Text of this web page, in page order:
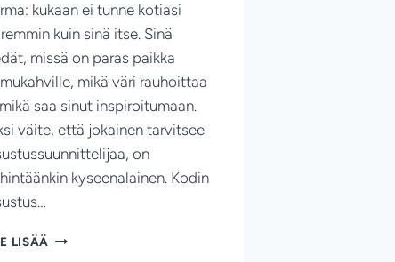
kukaan ei tunne kotiasi
kuin sinä itse. Sinä
missä on paras paikka
mikä väri rauhoittaa
saa sinut inspiroitumaan.
väite, että jokainen tarvitsee
on
kyseenalainen. Kodin
LISÄÄ SISUSTUSSUUNNITTELIJA